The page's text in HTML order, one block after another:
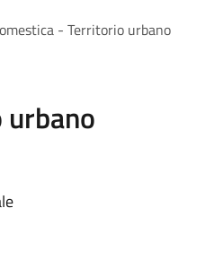
- Territorio urbano